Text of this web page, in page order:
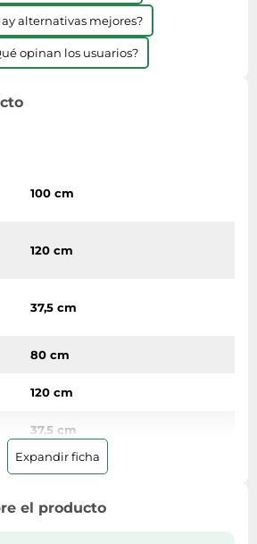
alternativas mejores?
opinan los usuarios?
100 cm
120 cm
37,5 cm
80 cm
120 cm
37,5 cm
60 pieza(s)
90 pieza(s)
Expandir ficha
el producto